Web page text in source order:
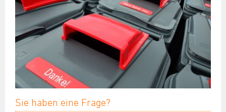
Sie haben eine Frage?